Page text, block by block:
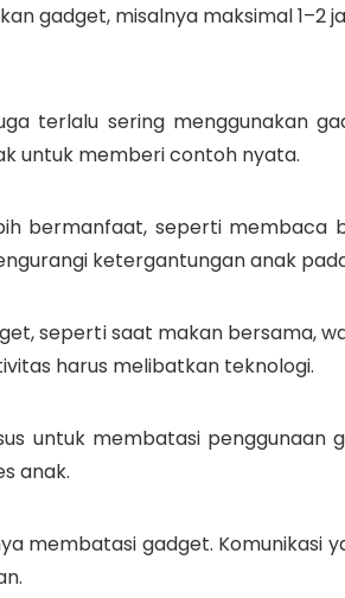
gadget, misalnya maksimal 1–2
terlalu sering menggunakan
untuk memberi contoh nyata.
bermanfaat, seperti membaca
ketergantungan anak
seperti saat makan bersama,
harus melibatkan teknologi.
untuk membatasi penggunaan
anak.
membatasi gadget. Komunikasi